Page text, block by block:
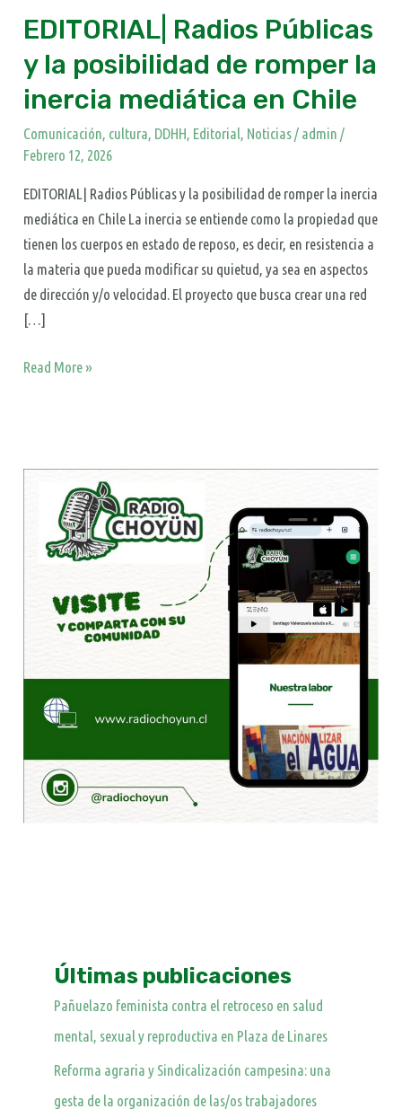
EDITORIAL| Radios Públicas
y la posibilidad de romper la
inercia mediática en Chile​
Comunicación cultura DDHH Editorial Noticias / admin /
Febrero 12, 2026
EDITORIAL| Radios Públicas y la posibilidad de romper la inercia
mediática en Chile La inercia se entiende como la propiedad que
tienen los cuerpos en estado de reposo, es decir, en resistencia a
la materia que pueda modificar su quietud, ya sea en aspectos
de dirección y/o velocidad. El proyecto que busca crear una red
[…]
mediática
en
Chile​
Read More »
Últimas publicaciones
Pañuelazo feminista contra el retroceso en salud
mental, sexual y reproductiva en Plaza de Linares
Reforma agraria y Sindicalización campesina: una
gesta de la organización de las/os trabajadores